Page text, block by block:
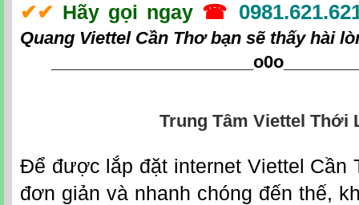
✔✔ Hãy gọi ngay ☎
Quang Viettel Cần Thơbạn sẽ thấy hài
_____________________o0o
Trung Tâm Viettel Thới
Để được lắp đặt internet Viettel Cần
đơn giản và nhanh chóng đến thế,